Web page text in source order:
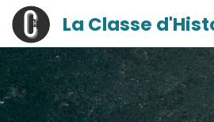
Skip
content
principal
La Classe